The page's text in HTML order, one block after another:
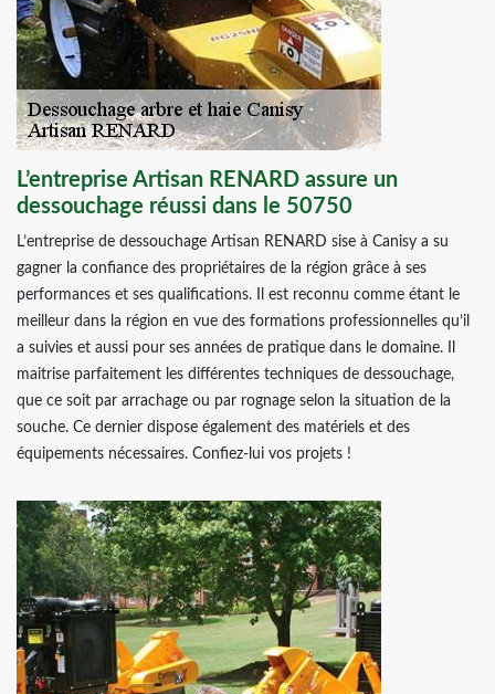
L’entreprise Artisan RENARD assure un
dessouchage réussi dans le 50750
L’entreprise de dessouchage Artisan RENARD sise à Canisy a su
gagner la confiance des propriétaires de la région grâce à ses
performances et ses qualifications. Il est reconnu comme étant le
meilleur dans la région en vue des formations professionnelles qu’il
a suivies et aussi pour ses années de pratique dans le domaine. Il
maitrise parfaitement les différentes techniques de dessouchage,
que ce soit par arrachage ou par rognage selon la situation de la
souche. Ce dernier dispose également des matériels et des
équipements nécessaires. Confiez-lui vos projets !